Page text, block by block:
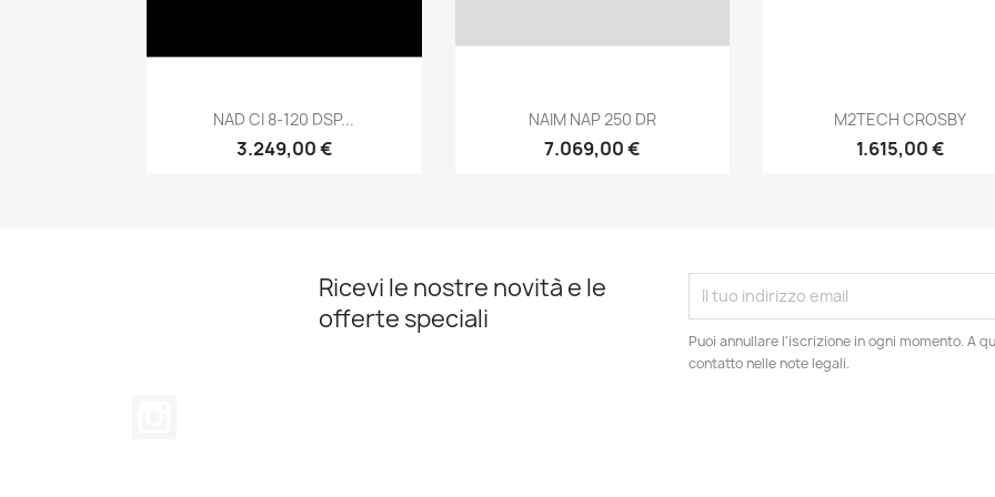
Anteprima
NAD CI 8-120 DSP...
3.249,00 €
Anteprima
NAIM NAP 250 DR
7.069,00 €
Anteprima
M2TECH CROSBY
1.615,00 €
Ricevi le nostre novità e le
offerte speciali
Puoi annullare l'iscrizione in ogni momento. A
contatto nelle note legali.